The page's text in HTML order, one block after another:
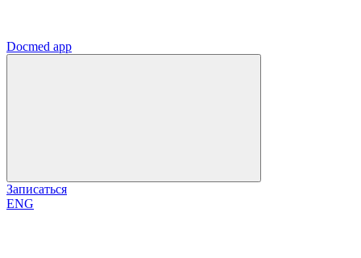
Docmed app
Записаться
ENG